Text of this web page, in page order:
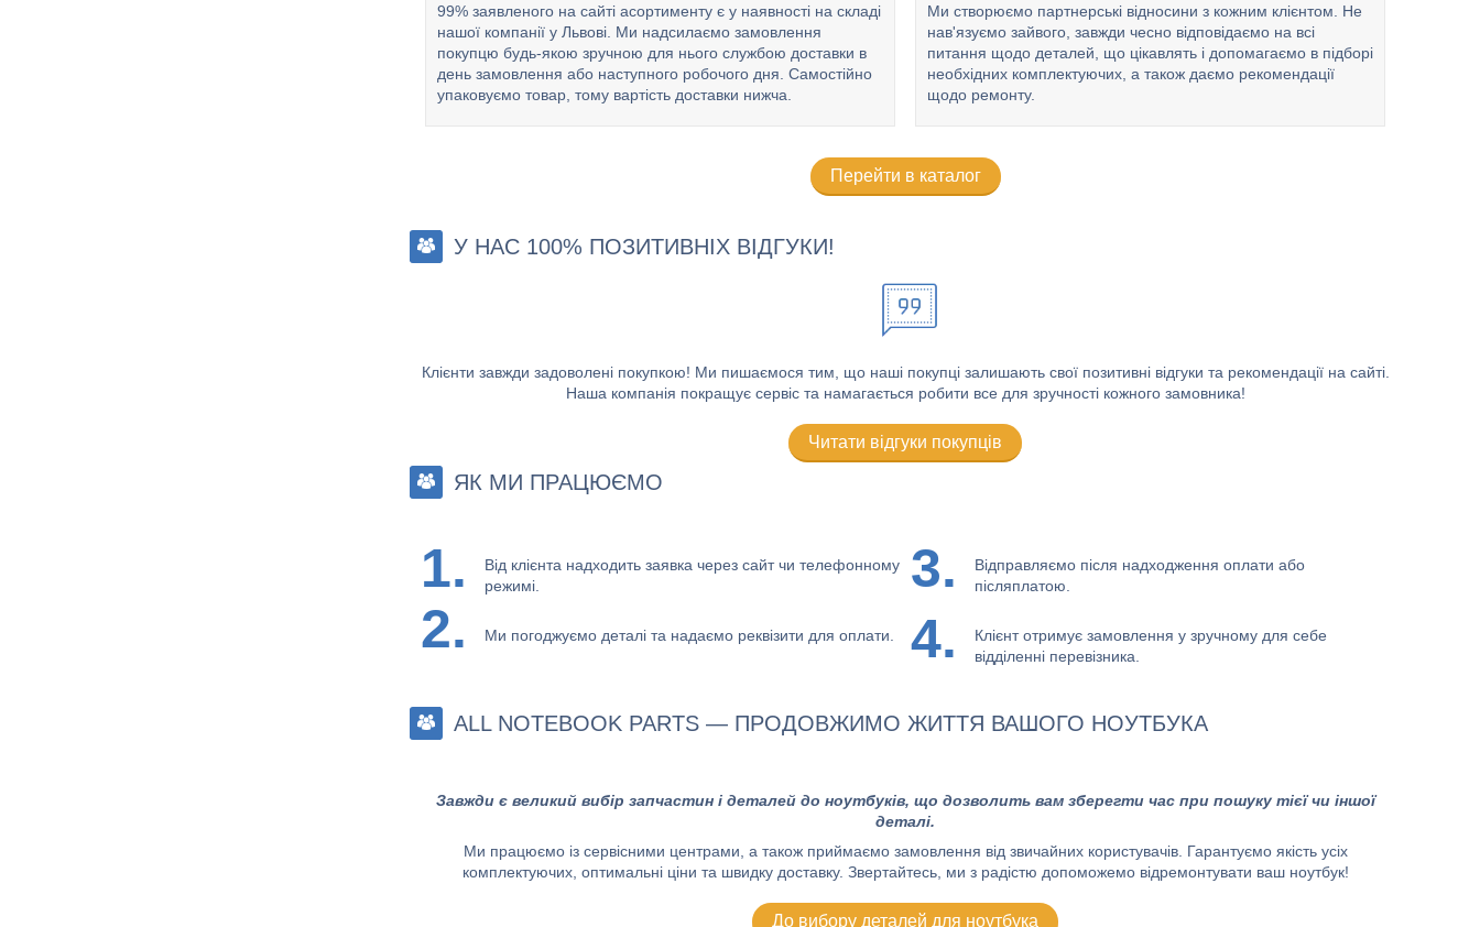
99% заявленого на сайті асортименту є у наявності на складі
нашої компанії у Львові. Ми надсилаємо замовлення
покупцю будь-якою зручною для нього службою доставки в
день замовлення або наступного робочого дня. Самостійно
упаковуємо товар, тому вартість доставки нижча.
Ми створюємо партнерські відносини з кожним клієнтом. Не
нав'язуємо зайвого, завжди чесно відповідаємо на всі
питання щодо деталей, що цікавлять і допомагаємо в підборі
необхідних комплектуючих, а також даємо рекомендації
щодо ремонту.
Перейти в каталог
У НАС 100% ПОЗИТИВНІХ ВІДГУКИ!
Клієнти завжди задоволені покупкою! Ми пишаємося тим, що наші покупці залишають свої позитивні відгуки та рекомендації на сайті.
Наша компанія покращує сервіс та намагається робити все для зручності кожного замовника!
Читати відгуки покупців
ЯК МИ ПРАЦЮЄМО
1.
Від клієнта надходить заявка через сайт чи телефонному
режимі.
2. Ми погоджуємо деталі та надаємо реквізити для оплати.
3.
Відправляємо після надходження оплати або
післяплатою.
4.
Клієнт отримує замовлення у зручному для себе
відділенні перевізника.
ALL NOTEBOOK PARTS — ПРОДОВЖИМО ЖИТТЯ ВАШОГО НОУТБУКА
Завжди є великий вибір запчастин і деталей до ноутбуків, що дозволить вам зберегти час при пошуку тієї чи іншої
деталі.
Ми працюємо із сервісними центрами, а також приймаємо замовлення від звичайних користувачів. Гарантуємо якість усіх
комплектуючих, оптимальні ціни та швидку доставку. Звертайтесь, ми з радістю допоможемо відремонтувати ваш ноутбук!
До вибору деталей для ноутбука